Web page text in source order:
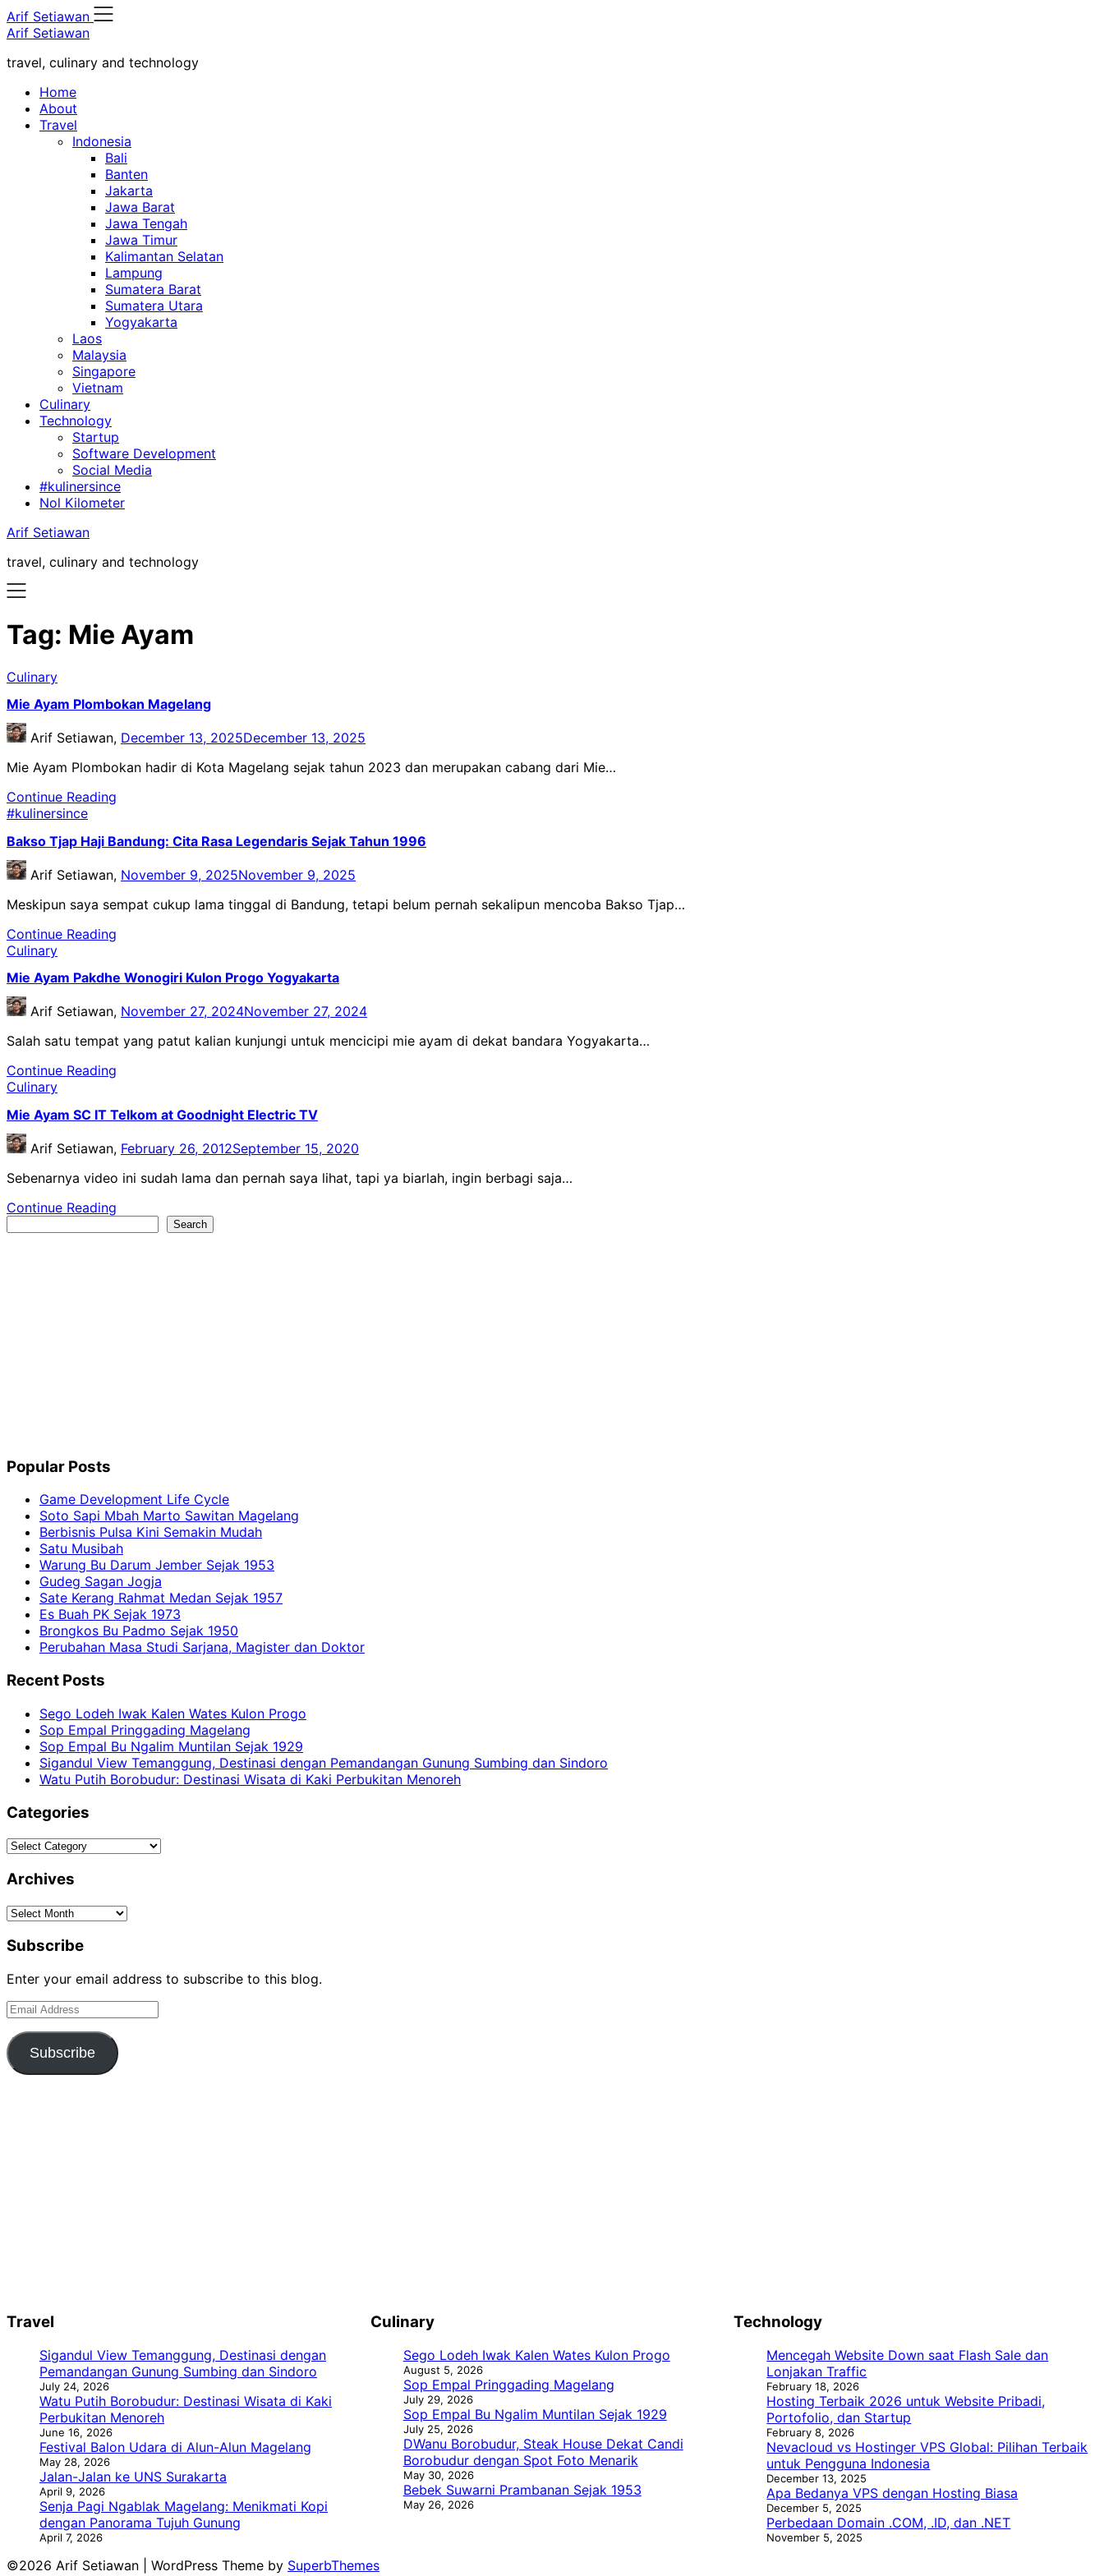
Skip
to
Arif Setiawan
Arif Setiawan
travel, culinary and technology
Home
About
Travel
Indonesia
Bali
Banten
Jakarta
Jawa Barat
Jawa Tengah
Jawa Timur
Kalimantan Selatan
Lampung
Sumatera Barat
Sumatera Utara
Yogyakarta
Laos
Malaysia
Singapore
Vietnam
Culinary
Technology
Startup
Software Development
Social Media
#kulinersince
Nol Kilometer
Arif Setiawan
travel, culinary and technology
Tag: Mie Ayam
Culinary
Mie Ayam Plombokan Magelang
Arif Setiawan, December 13, 2025December 13, 2025
Mie Ayam Plombokan hadir di Kota Magelang sejak tahun 2023 dan merupakan cabang dari Mie…
Continue Reading
#kulinersince
Bakso Tjap Haji Bandung: Cita Rasa Legendaris Sejak Tahun 1996
Arif Setiawan, November 9, 2025November 9, 2025
Meskipun saya sempat cukup lama tinggal di Bandung, tetapi belum pernah sekalipun mencoba Bakso Tjap…
Continue Reading
Culinary
Mie Ayam Pakdhe Wonogiri Kulon Progo Yogyakarta
Arif Setiawan, November 27, 2024November 27, 2024
Salah satu tempat yang patut kalian kunjungi untuk mencicipi mie ayam di dekat bandara Yogyakarta…
Continue Reading
Culinary
Mie Ayam SC IT Telkom at Goodnight Electric TV
Arif Setiawan, February 26, 2012September 15, 2020
Sebenarnya video ini sudah lama dan pernah saya lihat, tapi ya biarlah, ingin berbagi saja…
Continue Reading
Search
Popular Posts
Game Development Life Cycle
Soto Sapi Mbah Marto Sawitan Magelang
Berbisnis Pulsa Kini Semakin Mudah
Satu Musibah
Warung Bu Darum Jember Sejak 1953
Gudeg Sagan Jogja
Sate Kerang Rahmat Medan Sejak 1957
Es Buah PK Sejak 1973
Brongkos Bu Padmo Sejak 1950
Perubahan Masa Studi Sarjana, Magister dan Doktor
Recent Posts
Sego Lodeh Iwak Kalen Wates Kulon Progo
Sop Empal Pringgading Magelang
Sop Empal Bu Ngalim Muntilan Sejak 1929
Sigandul View Temanggung, Destinasi dengan Pemandangan Gunung Sumbing dan Sindoro
Watu Putih Borobudur: Destinasi Wisata di Kaki Perbukitan Menoreh
Categories
Categories
Archives
Archives
Subscribe
Enter your email address to subscribe to this blog.
Email
Subscribe
Travel
Sigandul View Temanggung, Destinasi dengan
Pemandangan Gunung Sumbing dan Sindoro
July 24, 2026
Watu Putih Borobudur: Destinasi Wisata di Kaki
Perbukitan Menoreh
June 16, 2026
Festival Balon Udara di Alun-Alun Magelang
May 28, 2026
Jalan-Jalan ke UNS Surakarta
April 9, 2026
Senja Pagi Ngablak Magelang: Menikmati Kopi
dengan Panorama Tujuh Gunung
April 7, 2026
Culinary
Sego Lodeh Iwak Kalen Wates Kulon Progo
August 5, 2026
Sop Empal Pringgading Magelang
July 29, 2026
Sop Empal Bu Ngalim Muntilan Sejak 1929
July 25, 2026
DWanu Borobudur, Steak House Dekat Candi
Borobudur dengan Spot Foto Menarik
May 30, 2026
Bebek Suwarni Prambanan Sejak 1953
May 26, 2026
Technology
Mencegah Website Down saat Flash Sale dan
Lonjakan Traffic
February 18, 2026
Hosting Terbaik 2026 untuk Website Pribadi,
Portofolio, dan Startup
February 8, 2026
Nevacloud vs Hostinger VPS Global: Pilihan Terbaik
untuk Pengguna Indonesia
December 13, 2025
Apa Bedanya VPS dengan Hosting Biasa
December 5, 2025
Perbedaan Domain .COM, .ID, dan .NET
November 5, 2025
©2026 Arif Setiawan | WordPress Theme by SuperbThemes